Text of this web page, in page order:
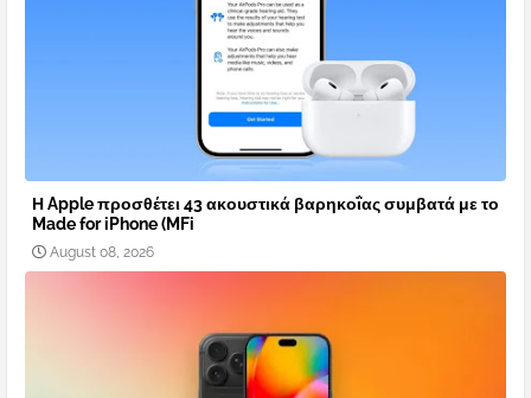
Η Apple προσθέτει 43 ακουστικά βαρηκοΐας συμβατά με το
Made for iPhone (MFi
August 08, 2026